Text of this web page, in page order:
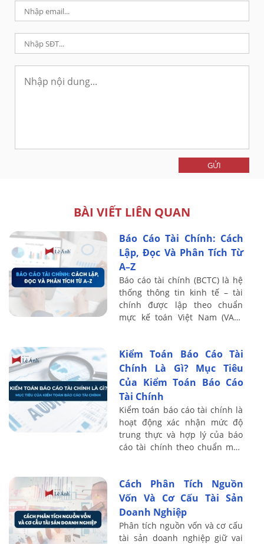
GỬI
BÀI VIẾT LIÊN QUAN
Báo Cáo Tài Chính: Cách
Lập, Đọc Và Phân Tích Từ
A–Z
Báo cáo tài chính (BCTC) là hệ
thống thông tin kinh tế – tài
chính được lập theo chuẩn
mực kế toán Việt Nam (VAS),
và dòng ...
Kiểm Toán Báo Cáo Tài
Chính Là Gì? Mục Tiêu
Của Kiểm Toán Báo Cáo
Tài Chính
Kiểm toán báo cáo tài chính là
hoạt động xác nhận mức độ
trung thực và hợp lý của báo
cáo tài chính theo chuẩn mực
...
Cách Phân Tích Nguồn
Vốn Và Cơ Cấu Tài Sản
Doanh Nghiệp
Phân tích nguồn vốn và cơ cấu
tài sản doanh nghiệp giữ vai